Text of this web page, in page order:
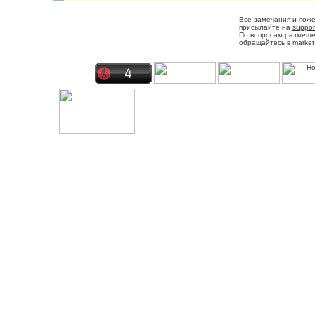
Все замечания и
присылайте на
По вопросам
обращайтесь в